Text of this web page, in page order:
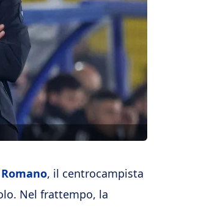
, il centrocampista
Nel frattempo, la